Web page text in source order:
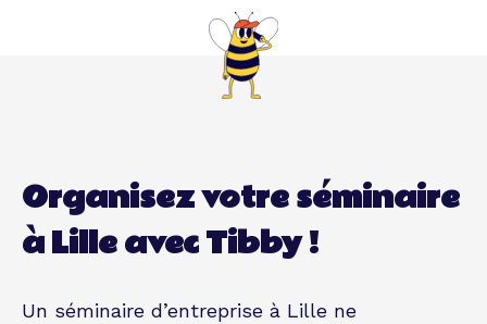
Organisez votre séminaire
à Lille avec Tibby !
Un séminaire d’entreprise à Lille ne